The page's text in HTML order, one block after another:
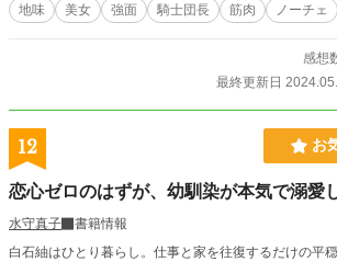
地味 美女 強面 騎士団長 筋肉 ノーチェ
感想
最終更新日
12 お
恋心ゼロのはずが、幼馴染が本気で溺愛
水守真子
書籍情報
白石紬はひとり暮らし。仕事と家を往復するだけの平